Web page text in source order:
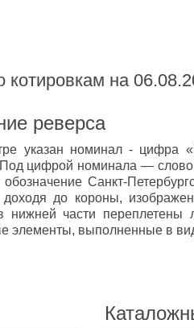
котировкам на
реверса
указан номинал - цифра
цифрой номинала —
Санкт-
доходя до короны,
нижней части переплетены
элементы, выполненные в